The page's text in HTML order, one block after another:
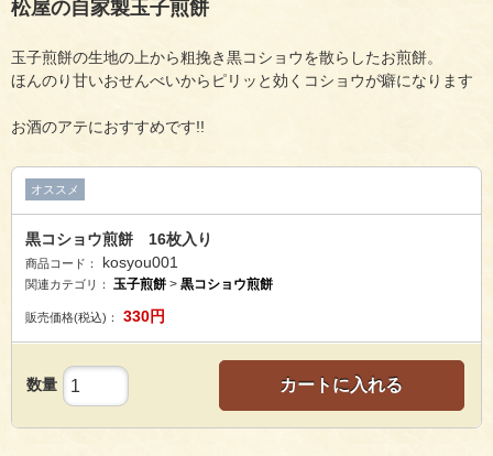
松屋の自家製玉子煎餅
玉子煎餅の生地の上から粗挽き黒コショウを散らしたお煎餅。
ほんのり甘いおせんべいからピリッと効くコショウが癖になります
お酒のアテにおすすめです!!
オススメ
黒コショウ煎餅 16枚入り
商品コード： kosyou001
関連カテゴリ： 玉子煎餅 > 黒コショウ煎餅
販売価格(税込)： 330円
数量 カートに入れる